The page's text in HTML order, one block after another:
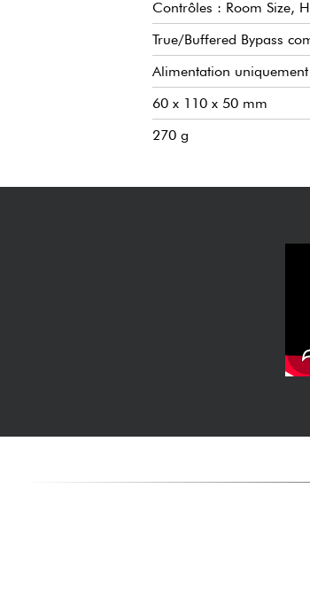
Contrôles : Room Size,
True/Buffered Bypass
Alimentation
60 x 110 x 50 mm
270 g